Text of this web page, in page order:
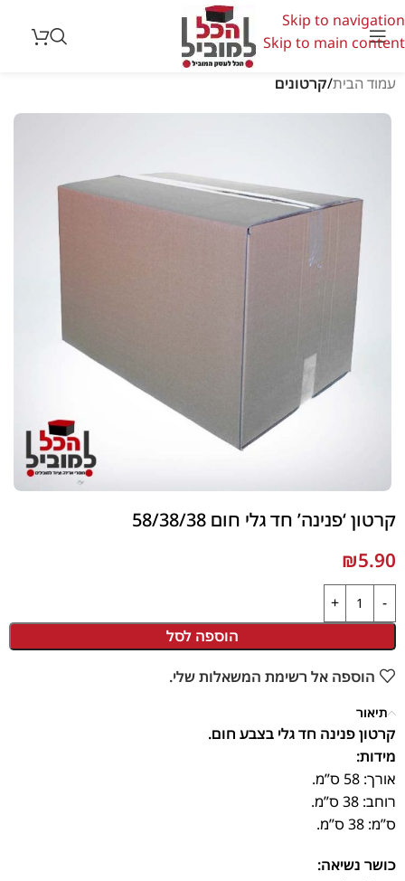
Skip to navigation
Skip to main content
עמוד הבית קרטונים
קרטון ‘פנינה’ חד גלי חום 58/38/38
₪5.90
הוספה לסל
הוספה אל רשימת המשאלות שלי.
תיאור
קרטון פנינה חד גלי בצבע חום.
מידות:
אורך: 58 ס”מ.
רוחב: 38 ס”מ.
ס”מ: 38 ס”מ.
כושר נשיאה: